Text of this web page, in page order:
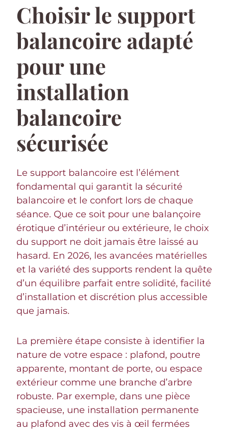
Choisir le support
balancoire adapté
pour une
installation
balancoire
sécurisée
Le support balancoire est l’élément
fondamental qui garantit la sécurité
balancoire et le confort lors de chaque
séance. Que ce soit pour une balançoire
érotique d’intérieur ou extérieure, le choix
du support ne doit jamais être laissé au
hasard. En 2026, les avancées matérielles
et la variété des supports rendent la quête
d’un équilibre parfait entre solidité, facilité
d’installation et discrétion plus accessible
que jamais.
La première étape consiste à identifier la
nature de votre espace : plafond, poutre
apparente, montant de porte, ou espace
extérieur comme une branche d’arbre
robuste. Par exemple, dans une pièce
spacieuse, une installation permanente
au plafond avec des vis à œil fermées